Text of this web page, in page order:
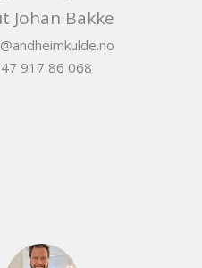
Johan Bakke
917 86 068